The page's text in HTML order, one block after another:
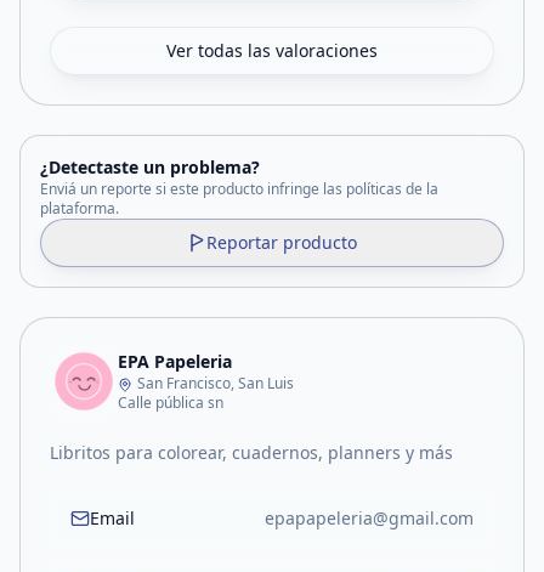
Ver todas las valoraciones
¿Detectaste un problema?
Enviá un reporte si este producto infringe las políticas de la
plataforma.
Reportar producto
EPA Papeleria
San Francisco, San Luis
Calle pública sn
Libritos para colorear, cuadernos, planners y más
Email epapapeleria@gmail.com